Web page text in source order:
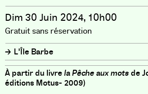
Dim 30 Juin 2024, 10h00
Gratuit sans réservation
L'Île Barbe
À partir du livrela Pêche aux mots de
éditions Motus- 2009)